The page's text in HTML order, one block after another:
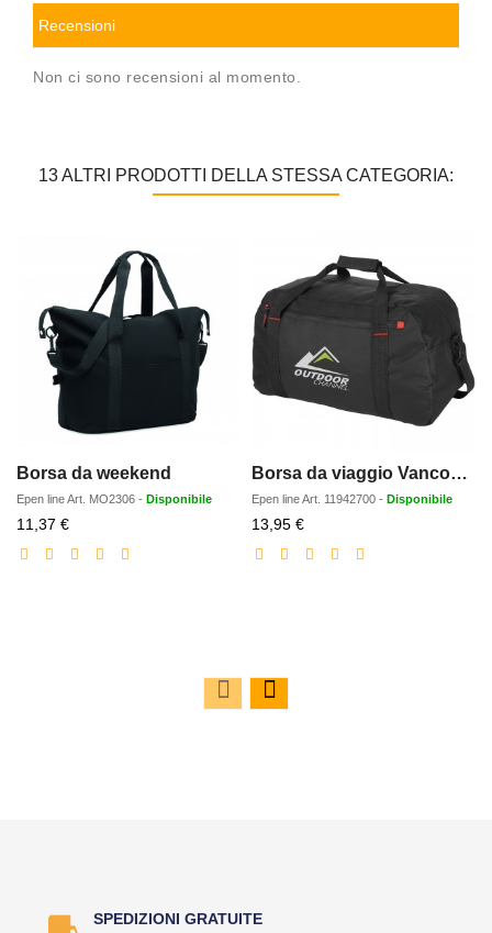
Recensioni
Non ci sono recensioni al momento.
13 ALTRI PRODOTTI DELLA STESSA CATEGORIA:
Borsa da weekend
Epen lineArt. MO2306 - Disponibile
11,37 €Prezzo
scontato
Borsa da viaggio Vancouver - 35L
Epen lineArt. 11942700 - Disponibile
13,95 €Prezzo
scontato
SPEDIZIONI GRATUITE